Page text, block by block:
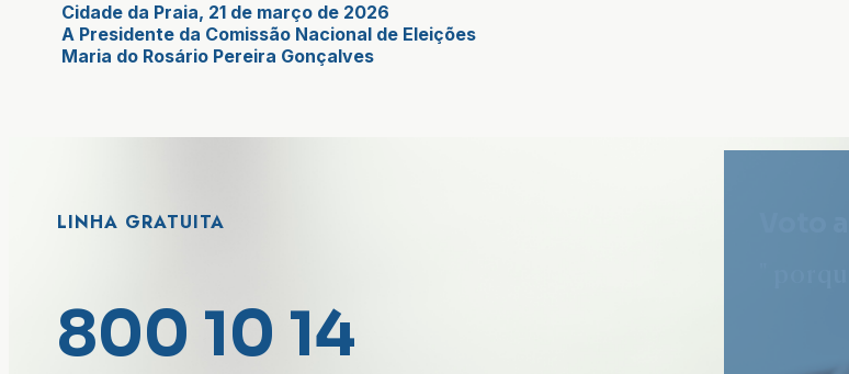
Cidade da Praia, 21 de março de 2026
A Presidente da Comissão Nacional de Eleições
Maria do Rosário Pereira Gonçalves
LINHA GRATUITA
800 10 14
"